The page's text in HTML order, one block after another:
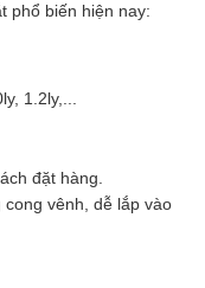
phổ biến hiện nay:
1.2ly,...
đặt hàng.
vênh, dễ lắp vào